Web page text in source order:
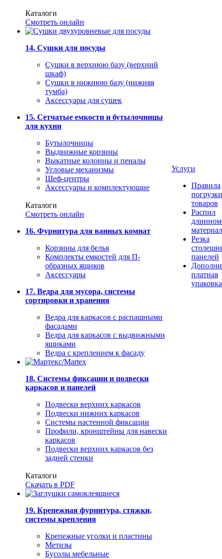
Каталоги
Смотреть онлайн
14. Сушки для посуды
Сушки в верхнюю базу (верхний
шкаф)
Сушки в нижнюю базу (нижняя
тумба)
Аксессуары для сушек
15. Сетчатые емкости и бутылочницы
для кухни
Бутылочницы
Выдвижные корзины
Выкатные колонны и пеналы
Угловые механизмы
Шеф-центры
Аксессуары и комплектующие
Каталоги
Смотреть онлайн
16. Фурнитура для ванных комнат
Корзины для белья
Комплекты емкостей для П-
образных ящиков
Аксессуары
17. Ведра для мусора, системы
сортировки и хранения
Ведра для каркасов с распашными
фасадами
Ведра для каркасов с выдвижными
ящиками
Ведра с креплением к фасаду
18. Системы фиксации и подвески
каркасов и панелей
Подвески верхних каркасов
Подвески нижних каркасов
Системы настенной фиксации
Профили, кронштейны для навески
каркасов
Подвески верхних каркасов без
задней стенки
Каталоги
Скачать в PDF
19. Крепежная фурнитура, стяжки,
системы крепления
Крепежные уголки и пластины
Метизы
Бусолы мебельные
Услуги
Правила
погрузки
товаров
Распил
Резка
панелей
платная
упаковка